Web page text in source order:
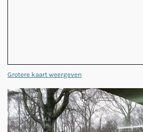
Grotere kaart weergeven